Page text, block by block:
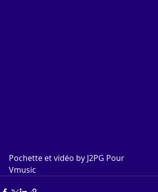
Pochette et vidéo by J2PG Pour
Vmusic